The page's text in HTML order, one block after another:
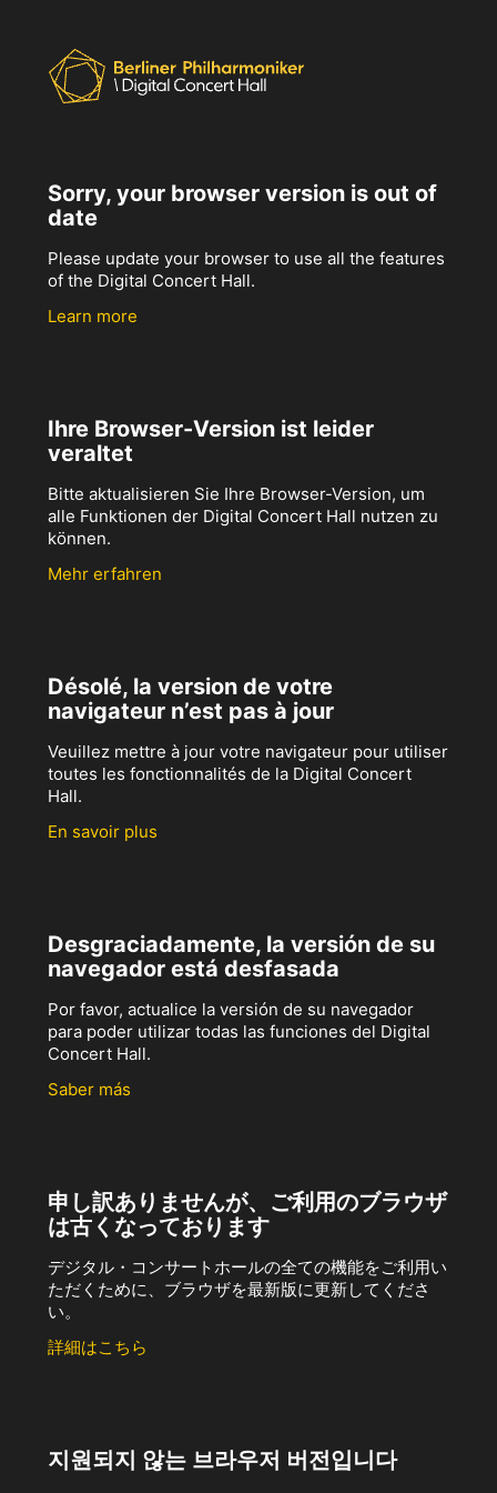
Sorry, your browser version is out of
date
Please update your browser to use all the features
of the Digital Concert Hall.
Learn more
Ihre Browser-Version ist leider
veraltet
Bitte aktualisieren Sie Ihre Browser-Version, um
alle Funktionen der Digital Concert Hall nutzen zu
können.
Mehr erfahren
Désolé, la version de votre
navigateur n’est pas à jour
Veuillez mettre à jour votre navigateur pour utiliser
toutes les fonctionnalités de la Digital Concert
Hall.
En savoir plus
Desgraciadamente, la versión de su
navegador está desfasada
Por favor, actualice la versión de su navegador
para poder utilizar todas las funciones del Digital
Concert Hall.
Saber más
申し訳ありませんが、ご利用のブラウザ
は古くなっております
デジタル・コンサートホールの全ての機能をご利用い
ただくために、ブラウザを最新版に更新してくださ
い。
詳細はこちら
지원되지 않는 브라우저 버전입니다